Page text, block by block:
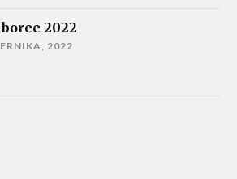
2022
2022